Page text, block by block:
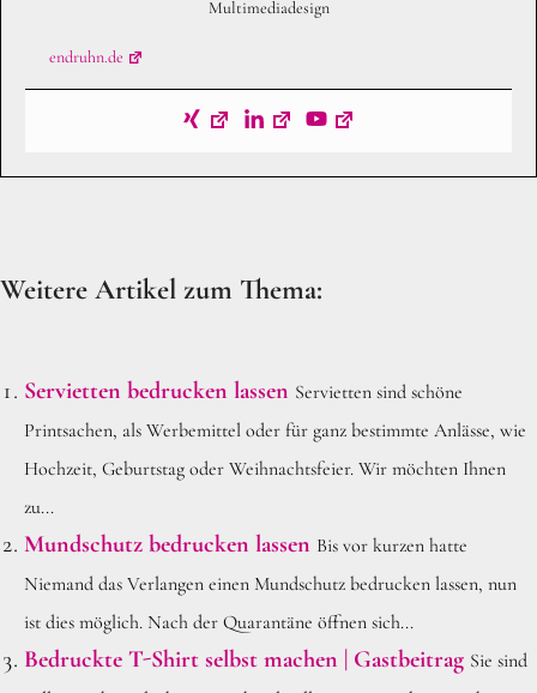
Multimediadesign
endruhn.de
Weitere Artikel zum Thema:
Servietten bedrucken lassen Servietten sind schöne
Printsachen, als Werbemittel oder für ganz bestimmte Anlässe, wie
Hochzeit, Geburtstag oder Weihnachtsfeier. Wir möchten Ihnen
zu...
Mundschutz bedrucken lassen Bis vor kurzen hatte
Niemand das Verlangen einen Mundschutz bedrucken lassen, nun
ist dies möglich. Nach der Quarantäne öffnen sich...
Bedruckte T-Shirt selbst machen | Gastbeitrag Sie sind